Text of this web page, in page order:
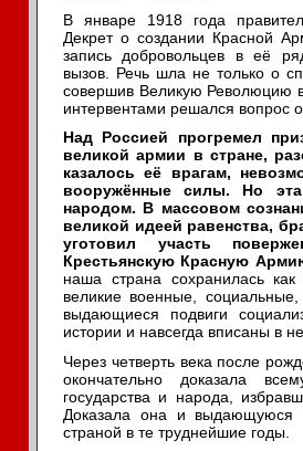
В январе 1918 года
Декрет о создании Красной
запись добровольцев в её
вызов. Речь шла не только о
совершив Великую Революцию
интервентами решался вопрос
Над Россией прогремел
великой армии в стране,
казалось её врагам,
вооружённые силы. Но
народом. В массовом
великой идеей равенства,
уготовил участь
Крестьянскую Красную
наша страна сохранилась
великие военные,
выдающиеся подвиги
истории и навсегда вписаны в
Через четверть века после
окончательно доказала
государства и народа,
Доказала она и выдающуюся
страной в те труднейшие годы.